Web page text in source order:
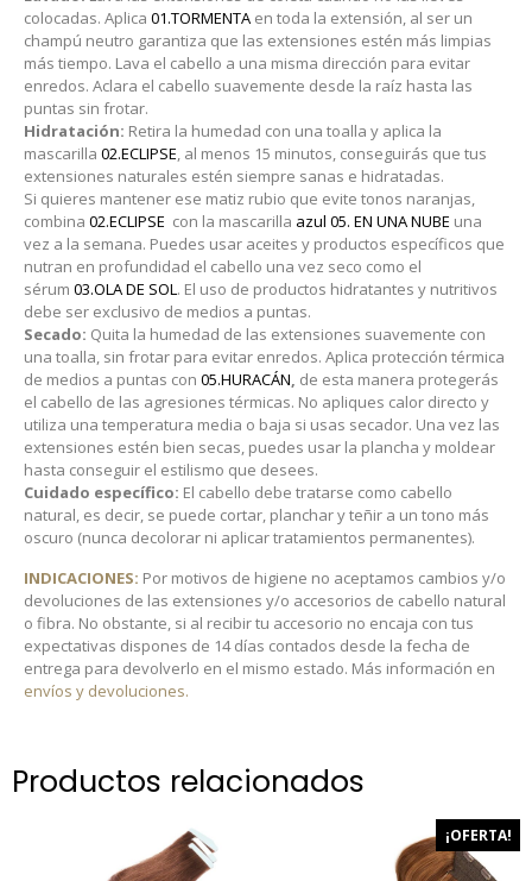
colocadas. Aplica 01.TORMENTA en toda la extensión, al ser un
champú neutro garantiza que las extensiones estén más limpias
más tiempo. Lava el cabello a una misma dirección para evitar
enredos. Aclara el cabello suavemente desde la raíz hasta las
puntas sin frotar.
Hidratación: Retira la humedad con una toalla y aplica la
mascarilla 02.ECLIPSE, al menos 15 minutos, conseguirás que tus
extensiones naturales estén siempre sanas e hidratadas.
Si quieres mantener ese matiz rubio que evite tonos naranjas,
combina 02.ECLIPSE con la mascarilla azul 05. EN UNA NUBE una
vez a la semana. Puedes usar aceites y productos específicos que
nutran en profundidad el cabello una vez seco como el
sérum 03.OLA DE SOL. El uso de productos hidratantes y nutritivos
debe ser exclusivo de medios a puntas.
Secado: Quita la humedad de las extensiones suavemente con
una toalla, sin frotar para evitar enredos. Aplica protección térmica
de medios a puntas con 05.HURACÁN, de esta manera protegerás
el cabello de las agresiones térmicas. No apliques calor directo y
utiliza una temperatura media o baja si usas secador. Una vez las
extensiones estén bien secas, puedes usar la plancha y moldear
hasta conseguir el estilismo que desees.
Cuidado específico: El cabello debe tratarse como cabello
natural, es decir, se puede cortar, planchar y teñir a un tono más
oscuro (nunca decolorar ni aplicar tratamientos permanentes).
INDICACIONES: Por motivos de higiene no aceptamos cambios y/o
devoluciones de las extensiones y/o accesorios de cabello natural
o fibra. No obstante, si al recibir tu accesorio no encaja con tus
expectativas dispones de 14 días contados desde la fecha de
entrega para devolverlo en el mismo estado. Más información en
envíos y devoluciones.
Productos relacionados
¡OFERTA!